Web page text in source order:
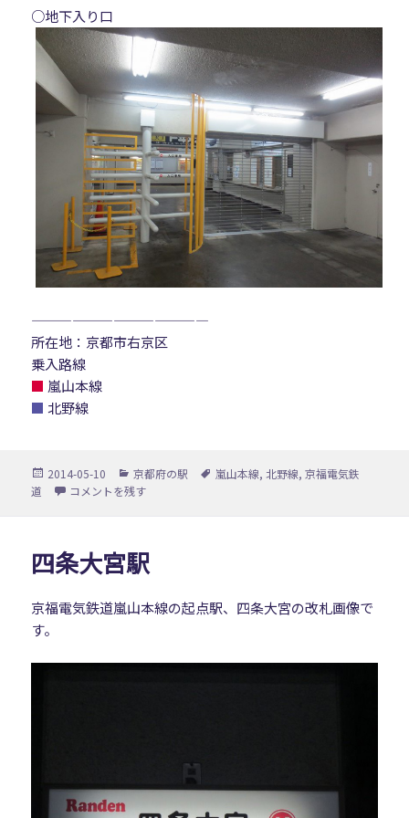
○地下入り口
—————————————
所在地：京都市右京区
乗入路線
■ 嵐山本線
■ 北野線
投
稿
2014-05-10
カ
テ
京都府の駅
タ
嵐山本線, 北野線,京福電気鉄
道
帷子ノ辻駅 に
コメントを残す
四条大宮駅
京福電気鉄道嵐山本線の起点駅、四条大宮の改札画像で
す。